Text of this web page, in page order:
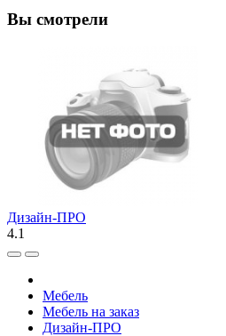
Вы смотрели
Дизайн-ПРО
4.1
Мебель
Мебель на заказ
Дизайн-ПРО